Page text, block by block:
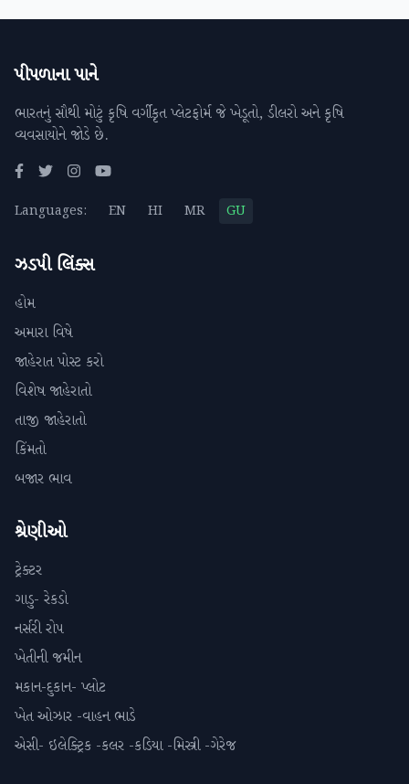
પીપળાના પાને
ભારતનું સૌથી મોટું કૃષિ વર્ગીકૃત પ્લેટફોર્મ જે ખેડૂતો, ડીલરો અને કૃષિ
વ્યવસાયોને જોડે છે.
Languages: EN HI MR GU
ઝડપી લિંક્સ
હોમ
અમારા વિષે
જાહેરાત પોસ્ટ કરો
વિશેષ જાહેરાતો
તાજી જાહેરાતો
કિંમતો
બજાર ભાવ
શ્રેણીઓ
ટ્રેક્ટર
ગાડુ- રેકડો
નર્સરી રોપ
ખેતીની જમીન
મકાન-દુકાન- પ્લોટ
ખેત ઓઝાર -વાહન ભાડે
એસી- ઇલેક્ટ્રિક -કલર -કડિયા -મિસ્ત્રી -ગેરેજ